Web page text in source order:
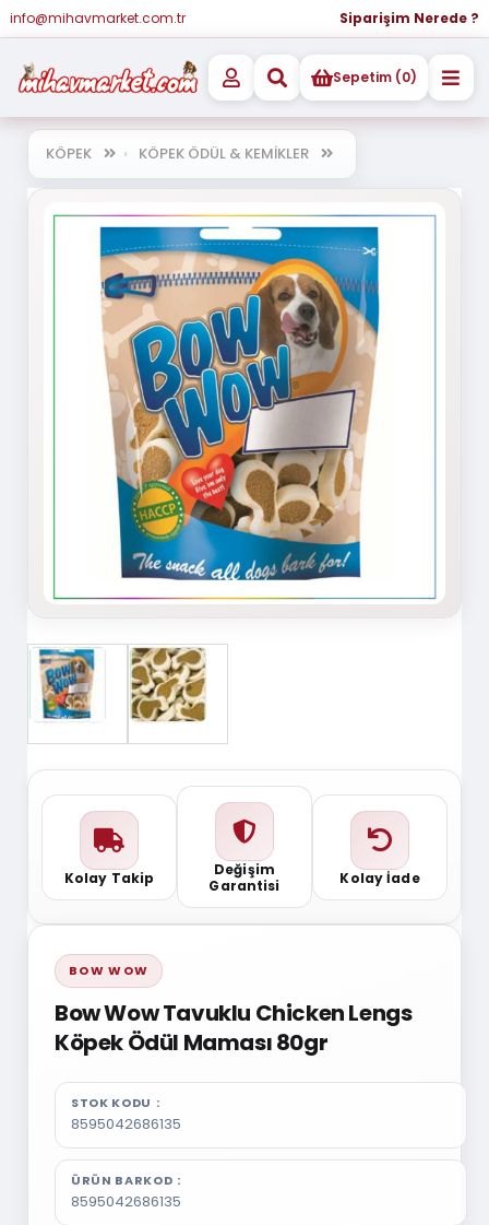
info@mihavmarket.com.tr Siparişim Nerede ?
Sepetim (0)
KÖPEK KÖPEK ÖDÜL & KEMİKLER
Kolay Takip
Değişim
Garantisi
Kolay İade
BOW WOW
Bow Wow Tavuklu Chicken Lengs
Köpek Ödül Maması 80gr
STOK KODU
8595042686135
ÜRÜN BARKOD
8595042686135